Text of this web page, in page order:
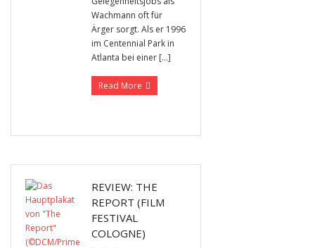
Wachmann oft für
Ärger sorgt. Als er 1996
im Centennial Park in
Atlanta bei einer […]
Read More
REVIEW: THE
REPORT (FILM
FESTIVAL
COLOGNE)